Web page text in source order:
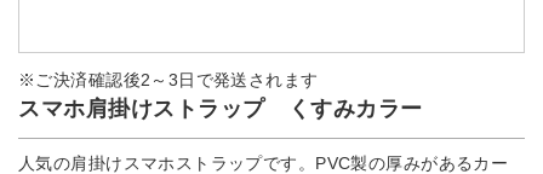
※ご決済確認後2～3日で発送されます
スマホ肩掛けストラップ くすみカラー
人気の肩掛けスマホストラップです。PVC製の厚みがあるカー